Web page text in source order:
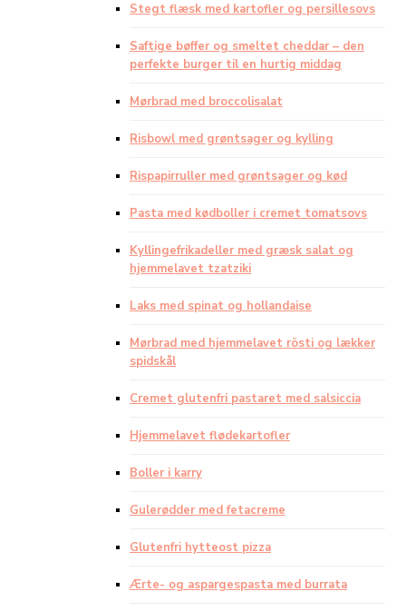
Stegt flæsk med kartofler og persillesovs
Saftige bøffer og smeltet cheddar – den
perfekte burger til en hurtig middag
Mørbrad med broccolisalat
Risbowl med grøntsager og kylling
Rispapirruller med grøntsager og kød
Pasta med kødboller i cremet tomatsovs
Kyllingefrikadeller med græsk salat og
hjemmelavet tzatziki
Laks med spinat og hollandaise
Mørbrad med hjemmelavet rösti og lækker
spidskål
Cremet glutenfri pastaret med salsiccia
Hjemmelavet flødekartofler
Boller i karry
Gulerødder med fetacreme
Glutenfri hytteost pizza
Ærte- og aspargespasta med burrata